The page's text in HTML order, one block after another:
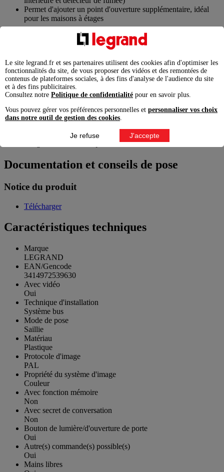
Permet d'ajouter un point d'ouverture supplémentaire, idéal
pour les maisons à étages
directement dans une prise
Les + utilisation
Recommandations / restrictions d’usages
Usage en intérieur uniquement
Documentation et conseils de pose
Notice du produit
Télécharger
Caractéristiques techniques
Marque
LEGRAND
EAN/Gencode
3414972539630
Avec vidéo
Oui
Technique d'installation
Système bus
Mode de pose
Saillie
Matériau
Plastique
Protocole d'image
PAL
Propriété du système d'image
Couleur
Avec fonction mémoire
Non
Avec secret de conversation
Non
Bouton de lumière/d'ouverture de porte
Oui
Autre(s) commande(s) possible(s)
Oui
Mains libres
Le site legrand.fr et ses partenaires utilisent des cookies afin d'optimiser les
fonctionnalités du site, de vous proposer des vidéos et des remontées de
contenus de plateformes sociales, à des fins d'analyse de l'audience du site
et à des fins publicitaires.
Consultez notre Politique de confidentialité pour en savoir plus.
Vous pouvez gérer vos préférences personnelles et personnaliser vos choix
dans notre outil de gestion des cookies
Je refuse J'accepte